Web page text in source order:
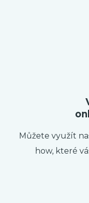
Můžete využít
how, které